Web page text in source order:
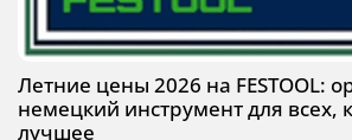
Летние цены 2026 на FESTOOL:
немецкий инструмент для всех,
лучшее